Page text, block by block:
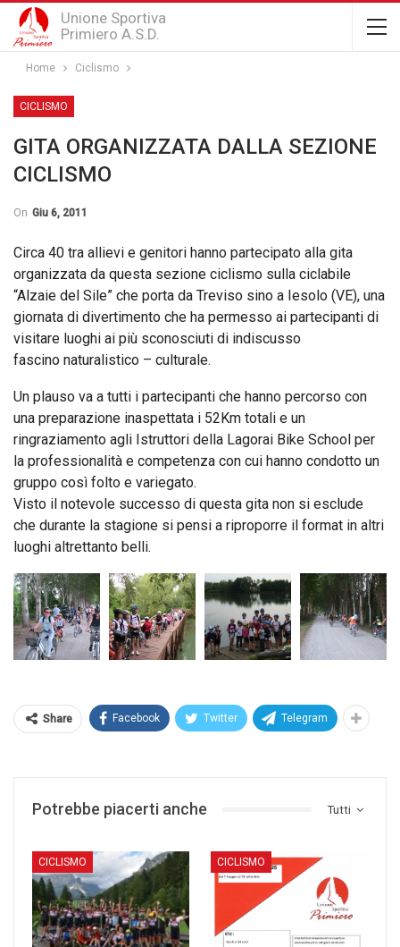
Unione Sportiva
Primiero A.S.D.
Home Ciclismo
CICLISMO
GITA ORGANIZZATA DALLA SEZIONE
CICLISMO
On Giu 6, 2011
Circa 40 tra allievi e genitori hanno partecipato alla gita
organizzata da questa sezione ciclismo sulla ciclabile
“Alzaie del Sile” che porta da Treviso sino a Iesolo (VE), una
giornata di divertimento che ha permesso ai partecipanti di
visitare luoghi ai più sconosciuti di indiscusso
fascino naturalistico – culturale.
Un plauso va a tutti i partecipanti che hanno percorso con
una preparazione inaspettata i 52Km totali e un
ringraziamento agli Istruttori della Lagorai Bike School per
la professionalità e competenza con cui hanno condotto un
gruppo così folto e variegato.
Visto il notevole successo di questa gita non si esclude
che durante la stagione si pensi a riproporre il format in altri
luoghi altrettanto belli.
Share Facebook Twitter Telegram
Tutti
Potrebbe piacerti anche
CICLISMO CICLISMO